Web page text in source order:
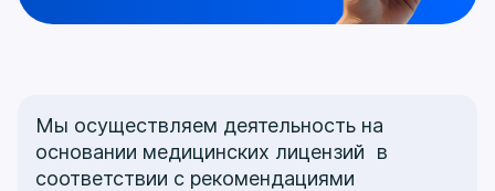
Мы осуществляем деятельность на
основании медицинских лицензий в
соответствии с рекомендациями